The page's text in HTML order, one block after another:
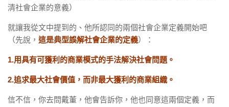
清社會企業的意義）
就讓我從文中提到的、他所認同的兩個社會企業定義開始吧
（先說， 這是典型誤解社會企業的定義）：
1.用具有可獲利的商業模式的手法解決社會問題。
2.追求最大社會價值，而非最大獲利的商業組織。
信不信，你去問戴董，他會告訴你，他也同意這兩個定義，而